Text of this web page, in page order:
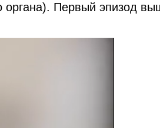
органа). Первый эпизод